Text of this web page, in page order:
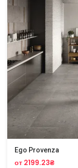
Ego Provenza
от 2199.23₴